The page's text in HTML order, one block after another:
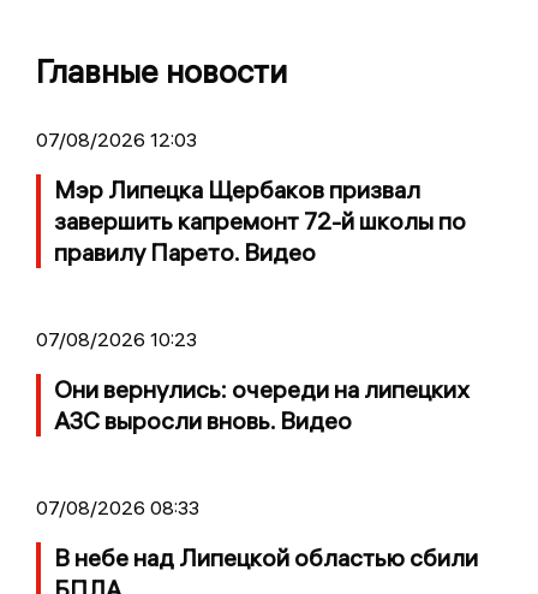
Главные новости
07/08/2026 12:03
Мэр Липецка Щербаков призвал
завершить капремонт 72-й школы по
правилу Парето. Видео
07/08/2026 10:23
Они вернулись: очереди на липецких
АЗС выросли вновь. Видео
07/08/2026 08:33
В небе над Липецкой областью сбили